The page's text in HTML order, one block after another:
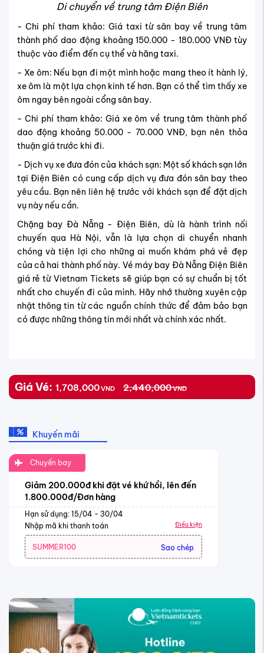
Di chuyển về trung tâm Điện Biên
- Chi phí tham khảo: Giá taxi từ sân bay về trung tâm
thành phố dao động khoảng 150.000 - 180.000 VNĐ tùy
thuộc vào điểm đến cụ thể và hãng taxi.
- Xe ôm: Nếu bạn đi một mình hoặc mang theo ít hành lý,
xe ôm là một lựa chọn kinh tế hơn. Bạn có thể tìm thấy xe
ôm ngay bên ngoài cổng sân bay.
- Chi phí tham khảo: Giá xe ôm về trung tâm thành phố
dao động khoảng 50.000 - 70.000 VNĐ, bạn nên thỏa
thuận giá trước khi đi.
- Dịch vụ xe đưa đón của khách sạn: Một số khách sạn lớn
tại Điện Biên có cung cấp dịch vụ đưa đón sân bay theo
yêu cầu. Bạn nên liên hệ trước với khách sạn để đặt dịch
vụ này nếu cần.
Chặng bay Đà Nẵng - Điện Biên, dù là hành trình nối
chuyến qua Hà Nội, vẫn là lựa chọn di chuyển nhanh
chóng và tiện lợi cho những ai muốn khám phá vẻ đẹp
của cả hai thành phố này. Vé máy bay Đà Nẵng Điện Biên
giá rẻ từ Vietnam Tickets sẽ giúp bạn có sự chuẩn bị tốt
nhất cho chuyến đi của mình. Hãy nhớ thường xuyên cập
nhật thông tin từ các nguồn chính thức để đảm bảo bạn
có được những thông tin mới nhất và chính xác nhất.
Giá Vé: 1,708,000VND 2,440,000VND
Khuyến mãi
Chuyến bay
Giảm 200.000đ khi đặt vé khứ hồi, lên đến
1.800.000đ/Đơn hàng
Hạn sử dụng: 15/04 - 30/04
Nhập mã khi thanh toán
Điều kiện
SUMMER100 Sao chép